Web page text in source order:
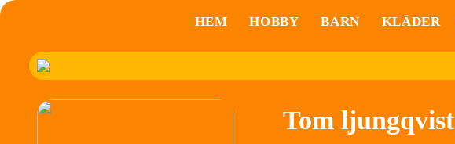
HEM HOBBY BARN KLÄDER
Tom